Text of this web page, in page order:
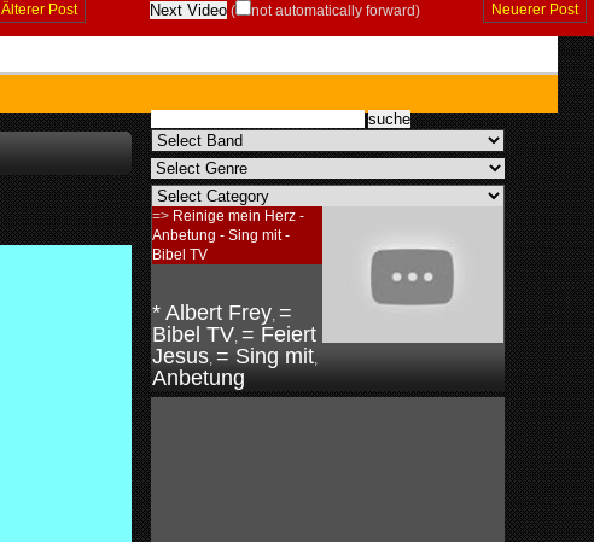
Neuerer Post
Älterer Post ( not automatically forward)
=> Reinige mein Herz -
Anbetung - Sing mit -
Bibel TV
* Albert Frey, =
Bibel TV, = Feiert
Jesus, = Sing mit,
Anbetung